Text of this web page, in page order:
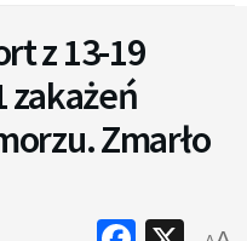
z 13-19
zakażeń
Zmarło